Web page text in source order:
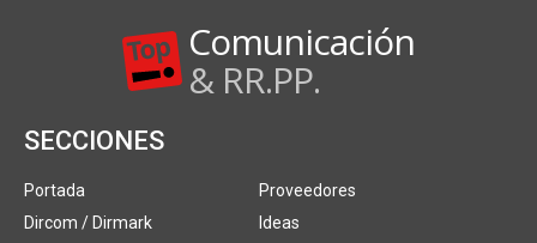
Comunicación
& RR.PP.
SECCIONES
Portada
Dircom / Dirmark
Proveedores
Ideas